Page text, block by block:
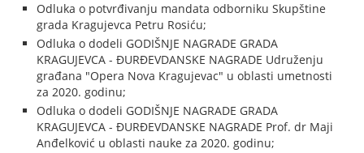
Odluka o potvrđivanju mandata odborniku Skupštine
grada Kragujevca Petru Rosiću;
Odluka o dodeli GODIŠNJE NAGRADE GRADA
KRAGUJEVCA - ĐURĐEVDANSKE NAGRADE Udruženju
građana "Opera Nova Kragujevac" u oblasti umetnosti
za 2020. godinu;
Odluka o dodeli GODIŠNJE NAGRADE GRADA
KRAGUJEVCA - ĐURĐEVDANSKE NAGRADE Prof. dr Maji
Anđelković u oblasti nauke za 2020. godinu;